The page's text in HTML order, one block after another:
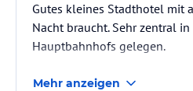
Gutes kleines Stadthotel mit
Nacht braucht. Sehr zentral
Hauptbahnhofs gelegen.
Mehr anzeigen